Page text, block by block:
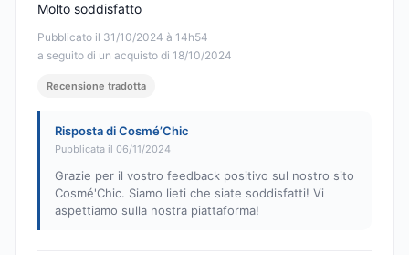
Pubblicato il 31/10/2024 à 14h54
a seguito di un acquisto di 18/10/2024
Molto soddisfatto
Recensione tradotta
Risposta di Cosmé’Chic
Pubblicata il 06/11/2024
Grazie per il vostro feedback positivo sul nostro sito
Cosmé'Chic. Siamo lieti che siate soddisfatti! Vi
aspettiamo sulla nostra piattaforma!